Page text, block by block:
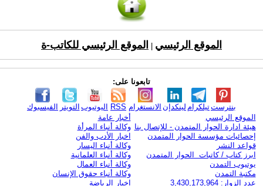
الموقع الرئيسي الموقع الرئيسي للكاتب-ة
تابعونا على:
الفيسبوك التويتر اليوتيوب RSS الانستغرام لينكدإن تيلكرامبنترست
الموقع الرئيسي
هيئة ادارة الحوار المتمدن - للإتصال بنا
إحصائيات مؤسسة الحوار المتمدن
قواعد النشر
ابرز كتاب / كاتبات الحوار المتمدن
يوتيوب التمدن
مكتبة التمدن
عدد الزوار: 3,430,173,964
أخبار عامة
وكالة أنباء المرأة
اخبار الأدب والفن
وكالة أنباء اليسار
وكالة أنباء العلمانية
وكالة أنباء العمال
وكالة أنباء حقوق الإنسان
اخبار الرياضة